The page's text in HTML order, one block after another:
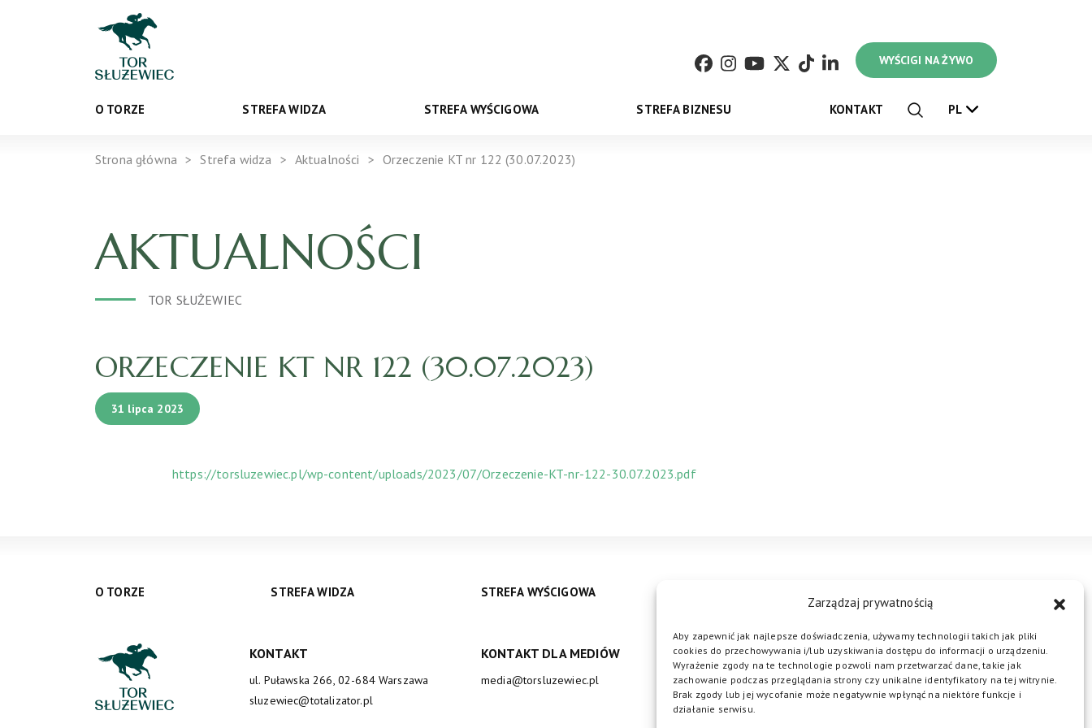
Zarządzaj prywatnością
Aby zapewnić jak najlepsze doświadczenia, używamy technologii takich jak pliki
cookies do przechowywania i/lub uzyskiwania dostępu do informacji o urządzeniu.
Wyrażenie zgody na te technologie pozwoli nam przetwarzać dane, takie jak
zachowanie podczas przeglądania strony czy unikalne identyfikatory na tej witrynie.
Brak zgody lub jej wycofanie może negatywnie wpłynąć na niektóre funkcje i
działanie serwisu.
WYŚCIGI NA ŻYWO
O TORZE STREFA WIDZA STREFA WYŚCIGOWA STREFA BIZNESU KONTAKT PL
Strona główna Strefa widza Aktualności Orzeczenie KT nr 122 (30.07.2023)
AKTUALNOŚCI
TOR SŁUŻEWIEC
ORZECZENIE KT NR 122 (30.07.2023)
31 lipca 2023
https://torsluzewiec.pl/wp-content/uploads/2023/07/Orzeczenie-KT-nr-122-30.07.2023.pdf
O TORZE STREFA WIDZA STREFA WYŚCIGOWA
KONTAKT
ul. Puławska 266, 02-684 Warszawa
sluzewiec@totalizator.pl
KONTAKT DLA MEDIÓW
media@torsluzewiec.pl
DOŁĄCZ DO NAS